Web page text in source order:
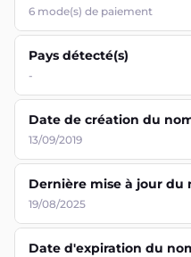
6 mode(s) de paiement
Pays détecté(s)
-
Date de création du
13/09/2019
Dernière mise à jour du
19/08/2025
Date d'expiration du